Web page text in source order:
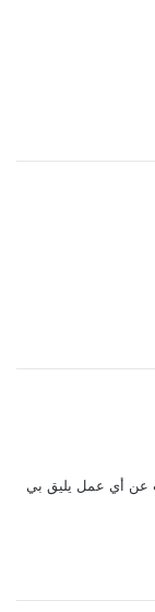
عن أي عمل يليق بي